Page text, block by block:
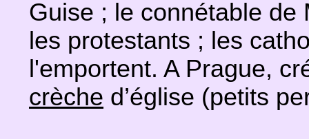
Guise ; le connétable de
les protestants ; les
l'emportent. A Prague,
crèche d’église (petits